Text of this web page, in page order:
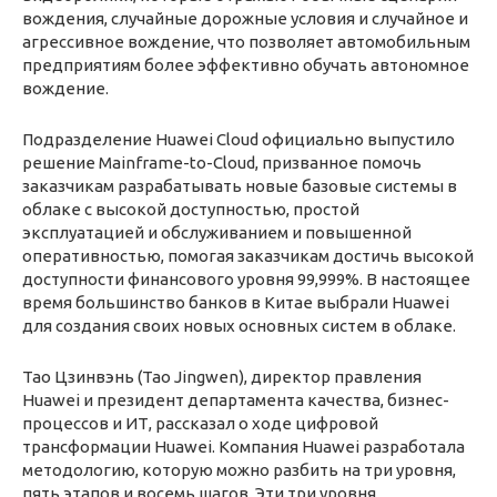
вождения, случайные дорожные условия и случайное и
агрессивное вождение, что позволяет автомобильным
предприятиям более эффективно обучать автономное
вождение.
Подразделение Huawei Cloud официально выпустило
решение Mainframe-to-Cloud, призванное помочь
заказчикам разрабатывать новые базовые системы в
облаке с высокой доступностью, простой
эксплуатацией и обслуживанием и повышенной
оперативностью, помогая заказчикам достичь высокой
доступности финансового уровня 99,999%. В настоящее
время большинство банков в Китае выбрали Huawei
для создания своих новых основных систем в облаке.
Тао Цзинвэнь (Tao Jingwen), директор правления
Huawei и президент департамента качества, бизнес-
процессов и ИТ, рассказал о ходе цифровой
трансформации Huawei. Компания Huawei разработала
методологию, которую можно разбить на три уровня,
пять этапов и восемь шагов. Эти три уровня